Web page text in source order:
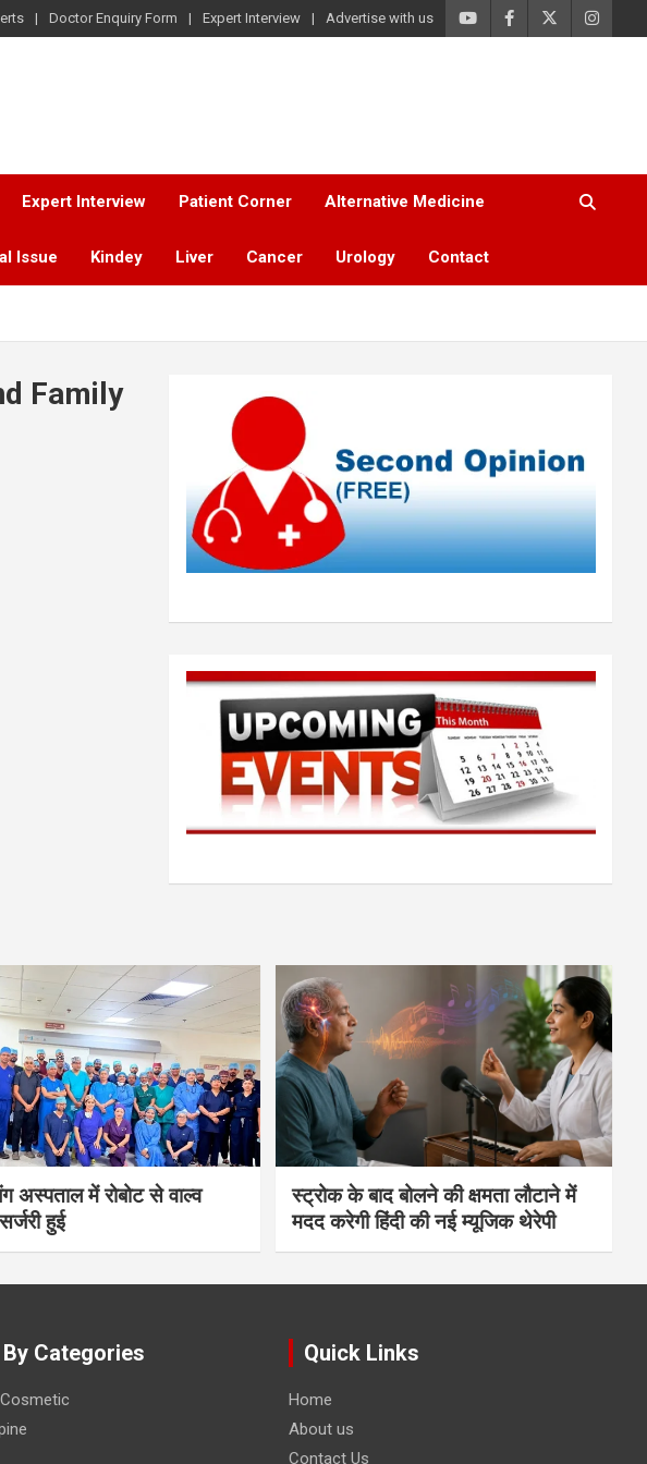
Doctor Enquiry Form Expert Interview Advertise with us
Expert Interview Patient Corner Alternative Medicine
Issue Kindey Liver Cancer Urology Contact
Family
अस्पताल में रोबोट से वाल्व
हुई
स्ट्रोक के बाद बोलने की क्षमता लौटाने में
मदद करेगी हिंदी की नई म्यूजिक थेरेपी
By Categories Quick Links
Home
About us
Contact Us